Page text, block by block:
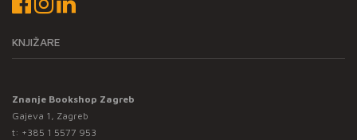
KNJIŽARE
Znanje Bookshop Zagreb
Gajeva 1, Zagreb
t: +385 1 5577 953